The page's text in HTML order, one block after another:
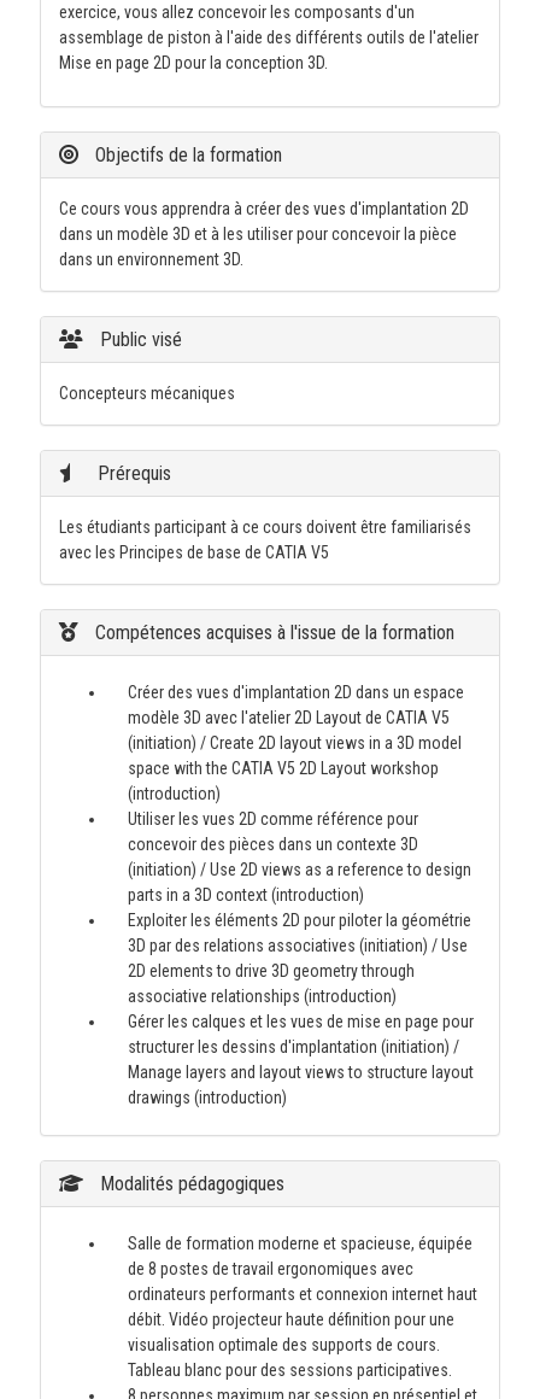
exercice, vous allez concevoir les composants d'un
assemblage de piston à l'aide des différents outils de l'atelier
Mise en page 2D pour la conception 3D.
Objectifs de la formation
Ce cours vous apprendra à créer des vues d'implantation 2D
dans un modèle 3D et à les utiliser pour concevoir la pièce
dans un environnement 3D.
Public visé
Concepteurs mécaniques
Prérequis
Les étudiants participant à ce cours doivent être familiarisés
avec les Principes de base de CATIA V5
Compétences acquises à l'issue de la formation
Créer des vues d'implantation 2D dans un espace
modèle 3D avec l'atelier 2D Layout de CATIA V5
(initiation) / Create 2D layout views in a 3D model
space with the CATIA V5 2D Layout workshop
(introduction)
Utiliser les vues 2D comme référence pour
concevoir des pièces dans un contexte 3D
(initiation) / Use 2D views as a reference to design
parts in a 3D context (introduction)
Exploiter les éléments 2D pour piloter la géométrie
3D par des relations associatives (initiation) / Use
2D elements to drive 3D geometry through
associative relationships (introduction)
Gérer les calques et les vues de mise en page pour
structurer les dessins d'implantation (initiation) /
Manage layers and layout views to structure layout
drawings (introduction)
Modalités pédagogiques
Salle de formation moderne et spacieuse, équipée
de 8 postes de travail ergonomiques avec
ordinateurs performants et connexion internet haut
débit. Vidéo projecteur haute définition pour une
visualisation optimale des supports de cours.
Tableau blanc pour des sessions participatives.